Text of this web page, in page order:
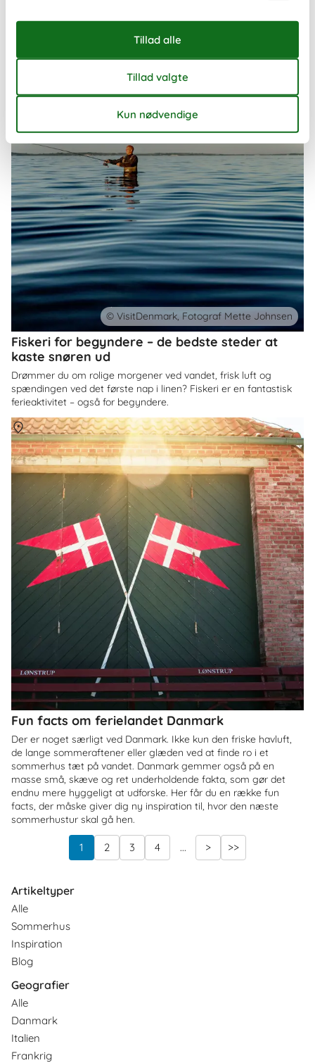
eller en mindre gruppe venner.
Fiskeri for begyndere – de bedste steder at
kaste snøren ud
Drømmer du om rolige morgener ved vandet, frisk luft og
spændingen ved det første nap i linen? Fiskeri er en fantastisk
ferieaktivitet – også for begyndere.
© VisitDenmark, Fotograf Mette Johnsen
Fun facts om ferielandet Danmark
Der er noget særligt ved Danmark. Ikke kun den friske havluft,
de lange sommeraftener eller glæden ved at finde ro i et
sommerhus tæt på vandet. Danmark gemmer også på en
masse små, skæve og ret underholdende fakta, som gør det
endnu mere hyggeligt at udforske. Her får du en række fun
facts, der måske giver dig ny inspiration til, hvor den næste
sommerhustur skal gå hen.
OmDanmark
1 2 3 4 ... > >>
Artikeltyper
Alle
Sommerhus
Inspiration
Blog
Geografier
Alle
Danmark
Italien
Frankrig